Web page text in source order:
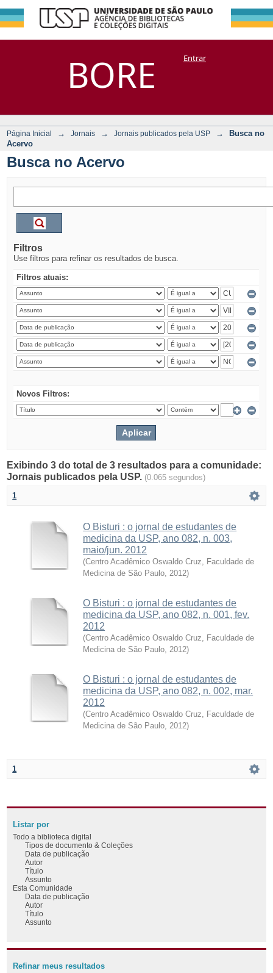
BORE
Busca no Acervo
DSpace/Manakin + CoriscoEntrar
Página Inicial → Jornais → Jornais publicados pela USP →
Busca no
Acervo
Busca no Acervo
Filtros
Use filtros para refinar os resultados de busca.
Filtros atuais:
Novos Filtros:
Exibindo 3 do total de 3 resultados para a comunidade:
Jornais publicados pela USP. (0.065 segundos)
1
O Bisturi : o jornal de estudantes de
medicina da USP, ano 082, n. 003,
maio/jun. 2012
(Centro Acadêmico Oswaldo Cruz, Faculdade de
Medicina de São Paulo 2012)
O Bisturi : o jornal de estudantes de
medicina da USP, ano 082, n. 001, fev.
2012
(Centro Acadêmico Oswaldo Cruz, Faculdade de
Medicina de São Paulo 2012)
O Bisturi : o jornal de estudantes de
medicina da USP, ano 082, n. 002, mar.
2012
(Centro Acadêmico Oswaldo Cruz, Faculdade de
Medicina de São Paulo 2012)
1
Listar por
Todo a biblioteca digital
Tipos de documento & Coleções
Data de publicação
Autor
Título
Assunto
Esta Comunidade
Data de publicação
Autor
Título
Assunto
Refinar meus resultados